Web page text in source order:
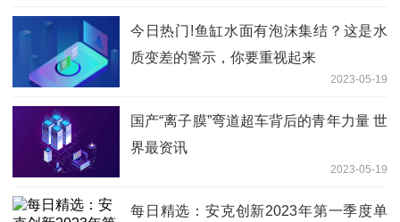
今日热门!鱼缸水面有泡沫集结？这是水
质变差的警示，你要重视起来
2023-05-19
国产“离子膜”弯道超车背后的青年力量 世
界最资讯
2023-05-19
每日精选：安克创新2023年第一季度单